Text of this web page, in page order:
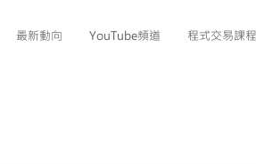
最新動向 YouTube頻道 程式交易課程